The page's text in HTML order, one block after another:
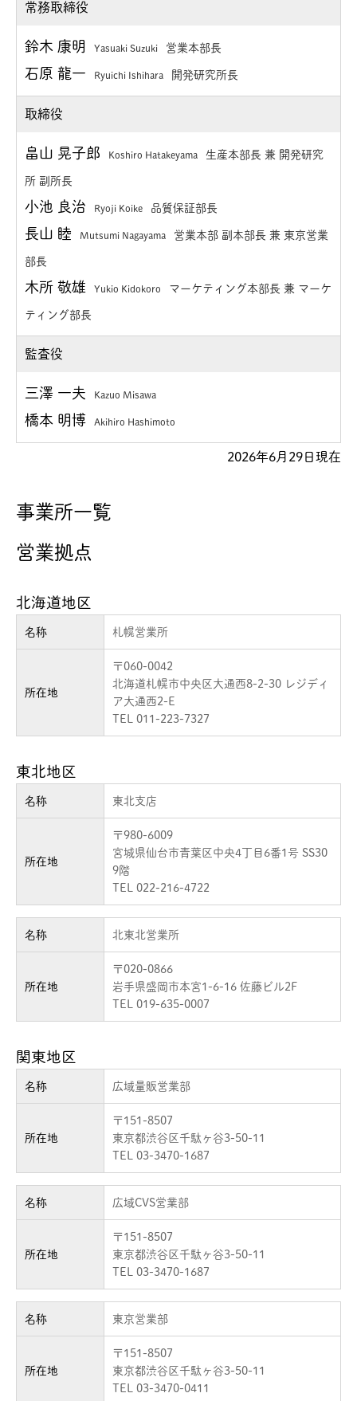
常務取締役
鈴木 康明 Yasuaki Suzuki 営業本部長
石原 龍一 Ryuichi Ishihara 開発研究所長
取締役
畠山 晃子郎 Koshiro Hatakeyama 生産本部長 兼 開発研究
所 副所長
小池 良治 Ryoji Koike 品質保証部長
長山 睦 Mutsumi Nagayama 営業本部 副本部長 兼 東京営業
部長
木所 敬雄 Yukio Kidokoro マーケティング本部長 兼 マーケ
ティング部長
監査役
三澤 一夫 Kazuo Misawa
橋本 明博 Akihiro Hashimoto
2026年6月29日現在
事業所一覧
営業拠点
北海道地区
名称 札幌営業所
所在地
〒060-0042
北海道札幌市中央区大通西8-2-30 レジディ
ア大通西2-E
TEL 011-223-7327
東北地区
名称 東北支店
所在地
〒980-6009
宮城県仙台市青葉区中央4丁目6番1号 SS30
9階
TEL 022-216-4722
名称 北東北営業所
所在地
〒020-0866
岩手県盛岡市本宮1-6-16 佐藤ビル2F
TEL 019-635-0007
関東地区
名称 広域量販営業部
所在地
〒151-8507
東京都渋谷区千駄ヶ谷3-50-11
TEL 03-3470-1687
名称 広域CVS営業部
所在地
〒151-8507
東京都渋谷区千駄ヶ谷3-50-11
TEL 03-3470-1687
名称 東京営業部
所在地
〒151-8507
東京都渋谷区千駄ヶ谷3-50-11
TEL 03-3470-0411